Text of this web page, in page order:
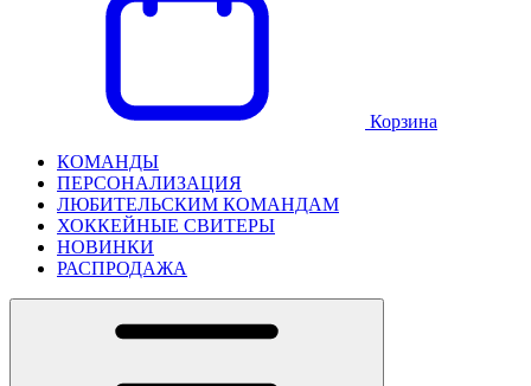
Корзина
КОМАНДЫ
ПЕРСОНАЛИЗАЦИЯ
ЛЮБИТЕЛЬСКИМ КОМАНДАМ
ХОККЕЙНЫЕ СВИТЕРЫ
НОВИНКИ
РАСПРОДАЖА